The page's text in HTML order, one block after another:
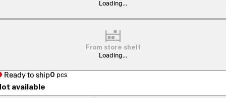
Loading...
From store shelf
Loading...
Ready to ship0 pcs
available